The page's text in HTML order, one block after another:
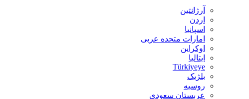
آرژانتین
اردن
اسپانیا
امارات متحده عربی
اوکراین
ایتالیا
Türkiyeye
بلژیک
روسیه
عربستان سعودی